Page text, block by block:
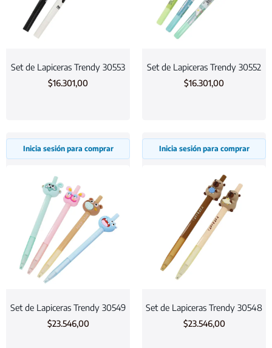
Set de Lapiceras Trendy 30553
$16.301,00
Set de Lapiceras Trendy 30552
$16.301,00
Inicia sesión para comprar
Set de Lapiceras Trendy 30549
$23.546,00
Inicia sesión para comprar
Set de Lapiceras Trendy 30548
$23.546,00